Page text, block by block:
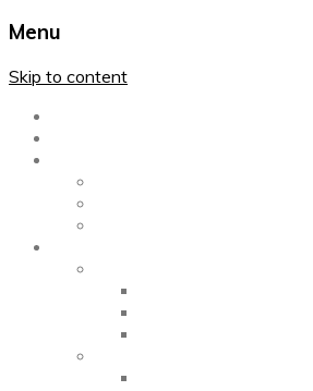
Menu
Skip to content